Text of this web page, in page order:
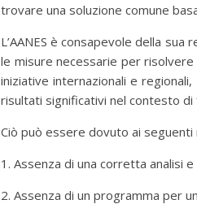
trovare una soluzione comune
L’AANES è consapevole della
le misure necessarie per
iniziative internazionali e
risultati significativi nel contesto di
Ciò può essere dovuto ai seguenti
1. Assenza di una corretta analisi
2. Assenza di un programma per